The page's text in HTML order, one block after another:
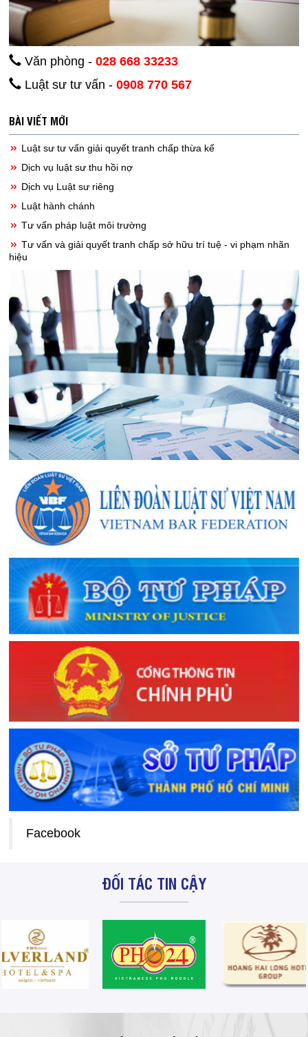
Văn phòng - 028 668 33233
Luật sư tư vấn - 0908 770 567
BÀI VIẾT MỚI
Luật sư tư vấn giải quyết tranh chấp thừa kế
Dịch vụ luật sư thu hồi nợ
Dịch vụ Luật sư riêng
Luật hành chánh
Tư vấn pháp luật môi trường
Tư vấn và giải quyết tranh chấp sở hữu trí tuệ - vi phạm nhãn
hiệu
Facebook
ĐỐI TÁC TIN CẬY